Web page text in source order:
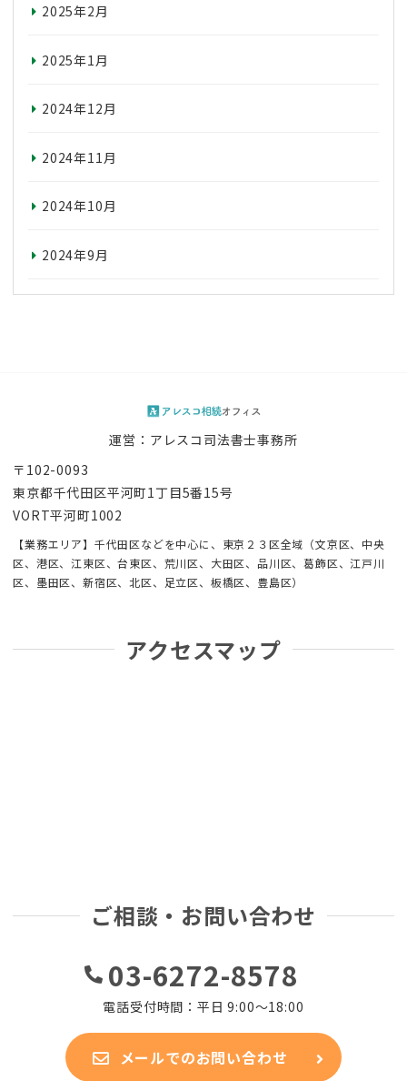
2025年2月
2025年1月
2024年12月
2024年11月
2024年10月
2024年9月
運営：アレスコ司法書士事務所
〒102-0093
東京都千代田区平河町1丁目5番15号
VORT平河町1002
【業務エリア】千代田区などを中心に、東京２３区全域（文京区、中央
区、港区、江東区、台東区、荒川区、大田区、品川区、葛飾区、江戸川
区、墨田区、新宿区、北区、足立区、板橋区、豊島区）
アクセスマップ
ご相談・お問い合わせ
03-6272-8578
電話受付時間：平日 9:00～18:00
メールでのお問い合わせ